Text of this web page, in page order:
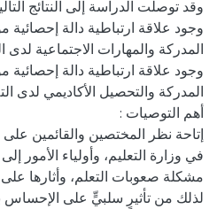
وجود علاقة ارتباطية دالة إحصائية
وجود علاقة ارتباطية دالة إحصائية
إتاحة نظر المختصين والقائمين على
في وزارة التعليم، وأولياء الأمور
مشكلة صعوبات التعلم، وأثارها
لذلك من تأثيرٍ سلبيٍّ على الإحساس